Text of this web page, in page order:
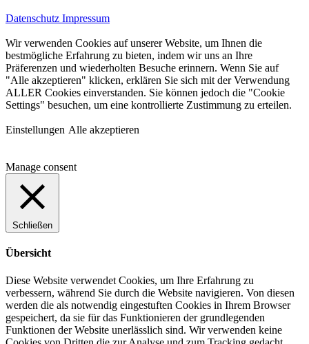
Datenschutz Impressum
Wir verwenden Cookies auf unserer Website, um Ihnen die
bestmögliche Erfahrung zu bieten, indem wir uns an Ihre
Präferenzen und wiederholten Besuche erinnern. Wenn Sie auf
"Alle akzeptieren" klicken, erklären Sie sich mit der Verwendung
ALLER Cookies einverstanden. Sie können jedoch die "Cookie
Settings" besuchen, um eine kontrollierte Zustimmung zu erteilen.
Einstellungen Alle akzeptieren
Manage consent
Schließen
Übersicht
Diese Website verwendet Cookies, um Ihre Erfahrung zu
verbessern, während Sie durch die Website navigieren. Von diesen
werden die als notwendig eingestuften Cookies in Ihrem Browser
gespeichert, da sie für das Funktionieren der grundlegenden
Funktionen der Website unerlässlich sind. Wir verwenden keine